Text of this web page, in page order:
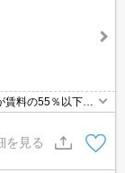
料の55％以下に
・室内リフォーム
ト・納戸付 ★
ヶ月分の短期解
浄13200円/台
を見る